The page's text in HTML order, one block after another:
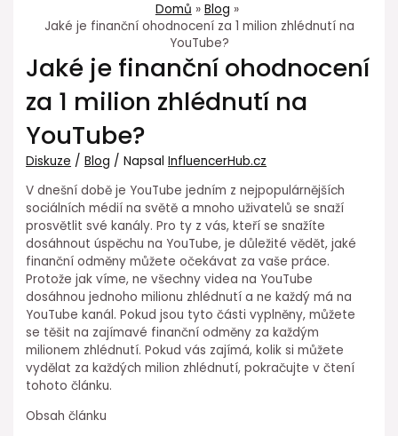
Domů
Blog
Jaké je finanční ohodnocení za 1 milion zhlédnutí na
YouTube?
Jaké je finanční ohodnocení
za 1 milion zhlédnutí na
YouTube?
Diskuze /Blog / NapsalInfluencerHub.cz
V dnešní době je YouTube jedním z nejpopulárnějších
sociálních médií na světě a mnoho uživatelů se snaží
prosvětlit své kanály. Pro ty z vás, kteří se snažíte
dosáhnout úspěchu na YouTube, je důležité vědět, jaké
finanční odměny můžete očekávat za vaše práce.
Protože jak víme, ne všechny videa na YouTube
dosáhnou jednoho milionu zhlédnutí a ne každý má na
YouTube kanál. Pokud jsou tyto části vyplněny, můžete
se těšit na zajímavé finanční odměny za každým
milionem zhlédnutí. Pokud vás zajímá, kolik si můžete
vydělat za každých milion zhlédnutí, pokračujte v čtení
tohoto článku.
Obsah článku